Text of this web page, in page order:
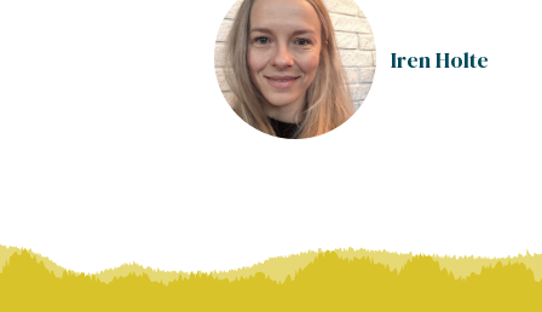
Iren Holte